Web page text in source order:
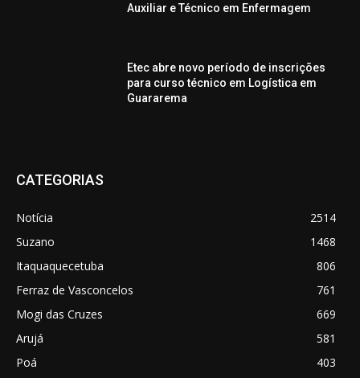
Auxiliar e Técnico em Enfermagem
Etec abre novo período de inscrições
para curso técnico em Logística em
Guararema
CATEGORIAS
Notícia
2514
Suzano
1468
Itaquaquecetuba
806
Ferraz de Vasconcelos
761
Mogi das Cruzes
669
Arujá
581
Poá
403